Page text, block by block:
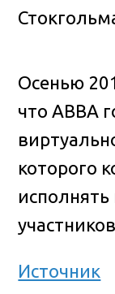
Осенью
что ABBA
которого
Источник